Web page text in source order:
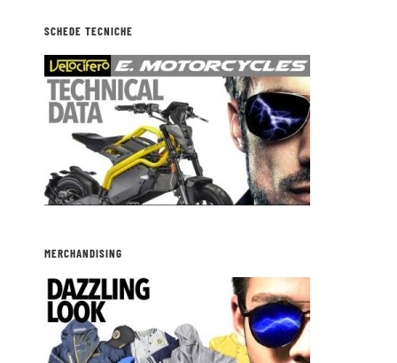
SCHEDE TECNICHE
MERCHANDISING